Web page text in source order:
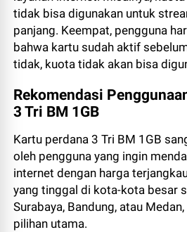
tidak bisa digunakan untuk
panjang. Keempat, pengguna
bahwa kartu sudah aktif
tidak, kuota tidak akan bisa
Rekomendasi
3 Tri BM 1GB
Kartu perdana 3 Tri BM 1GB
oleh pengguna yang ingin
internet dengan harga
yang tinggal di kota-kota besar
Surabaya, Bandung, atau
pilihan utama.